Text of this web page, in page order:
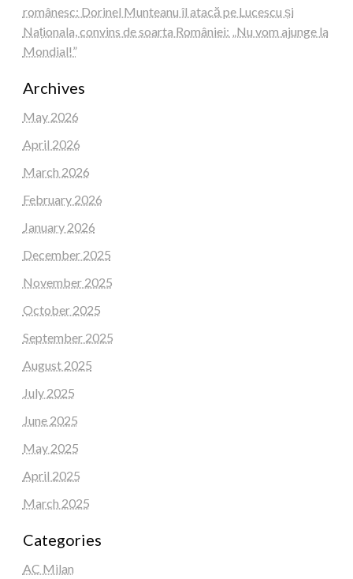
românesc: Dorinel Munteanu îl atacă pe Lucescu și
Naționala, convins de soarta României: „Nu vom ajunge la
Mondial!”
Archives
May 2026
April 2026
March 2026
February 2026
January 2026
December 2025
November 2025
October 2025
September 2025
August 2025
July 2025
June 2025
May 2025
April 2025
March 2025
Categories
AC Milan